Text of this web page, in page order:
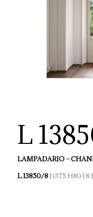
L
LAMPADARIO –
L 13850/8 | Ø75 H80 | 8